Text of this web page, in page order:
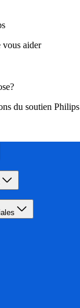
vous aider
du soutien Philips